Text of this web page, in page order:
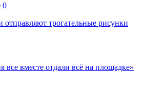
0
отправляют трогательные рисунки
все вместе отдали всё на площадке»